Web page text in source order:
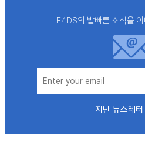
E4DS의 발빠른 소식을
지난 뉴스레